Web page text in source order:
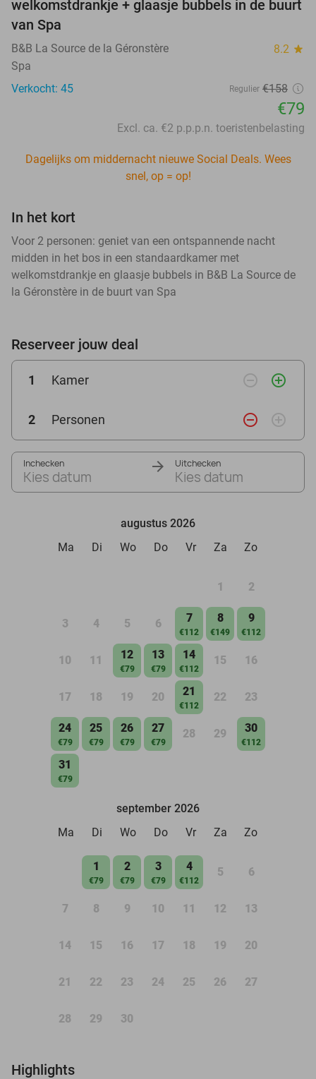
welkomstdrankje + glaasje bubbels in de buurt
van Spa
B&B La Source de la Géronstère 8.2 star
Spa
Verkocht: 45
Regulier €158
€79
Excl. ca. €2 p.p.p.n. toeristenbelasting
Dagelijks om middernacht nieuwe Social Deals. Wees
snel, op = op!
In het kort
Voor 2 personen: geniet van een ontspannende nacht
midden in het bos in een standaardkamer met
welkomstdrankje en glaasje bubbels in B&B La Source de
la Géronstère in de buurt van Spa
Reserveer jouw deal
1 Kamer remove_circle_outline add_circle_outline
2 Personen remove_circle_outline add_circle_outline
Inchecken
Kies datum
Uitchecken
Kies datum
augustus 2026
Ma
Di Wo Do Vr Za Zo
1 2
3 4 5 6 7
€112
8
€149
9
€112
10 11 12
€79
13
€79
14
€112
15 16
17 18 19 20 21
€112
22 23
24
€79
25
€79
26
€79
27
€79
28 29 30
€112
31
€79
september 2026
Ma
Di Wo Do Vr Za Zo
1
€79
2
€79
3
€79
4
€112
5 6
7 8 9 10 11 12 13
14 15 16 17 18 19 20
21 22 23 24 25 26 27
28 29 30
Highlights